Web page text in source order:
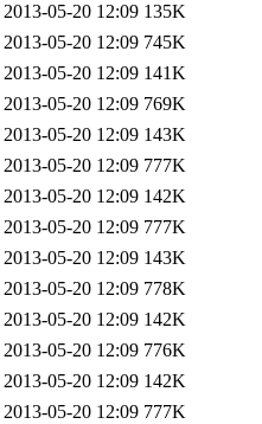
2013-05-20 12:09 135K
2013-05-20 12:09 745K
2013-05-20 12:09 141K
2013-05-20 12:09 769K
2013-05-20 12:09 143K
2013-05-20 12:09 777K
2013-05-20 12:09 142K
2013-05-20 12:09 777K
2013-05-20 12:09 143K
2013-05-20 12:09 778K
2013-05-20 12:09 142K
2013-05-20 12:09 776K
2013-05-20 12:09 142K
2013-05-20 12:09 777K